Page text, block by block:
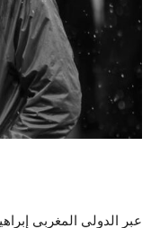
عبر الدولي المغربي